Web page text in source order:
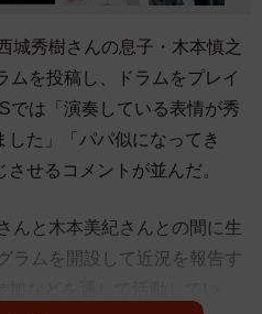
城秀樹さんの息子・木本慎之
ムを投稿し、ドラムをプレイ
では「演奏している表情が秀
た」「パパ似になってき
せるコメントが並んだ。
んと木本美紀さんとの間に生
ラムを開設して近況を報告す